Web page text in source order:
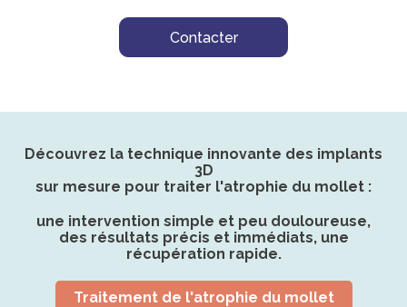
Contacter
Découvrez la technique innovante des implants
3D
sur mesure pour traiter l'atrophie du mollet :
une intervention simple et peu douloureuse,
des résultats précis et immédiats, une
récupération rapide.
Traitement de l'atrophie du mollet